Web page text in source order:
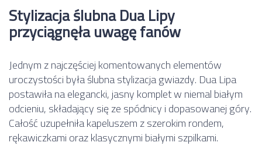
Stylizacja ślubna Dua Lipy
przyciągnęła uwagę fanów
Jednym z najczęściej komentowanych elementów
uroczystości była ślubna stylizacja gwiazdy. Dua Lipa
postawiła na elegancki, jasny komplet w niemal białym
odcieniu, składający się ze spódnicy i dopasowanej góry.
Całość uzupełniła kapeluszem z szerokim rondem,
rękawiczkami oraz klasycznymi białymi szpilkami.